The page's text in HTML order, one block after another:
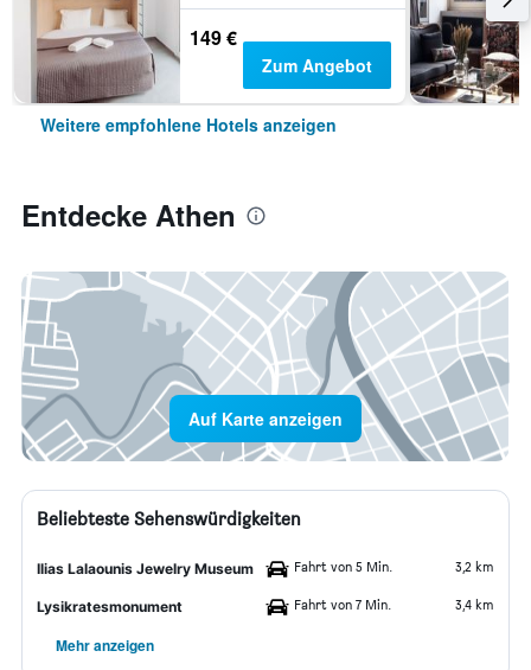
149 €
Zum Angebot
Weitere empfohlene Hotels anzeigen
Entdecke Athen
Auf Karte anzeigen
Beliebteste Sehenswürdigkeiten
Ilias Lalaounis Jewelry Museum Fahrt von 5 Min. 3,2 km
Lysikratesmonument Fahrt von 7 Min. 3,4 km
Mehr anzeigen